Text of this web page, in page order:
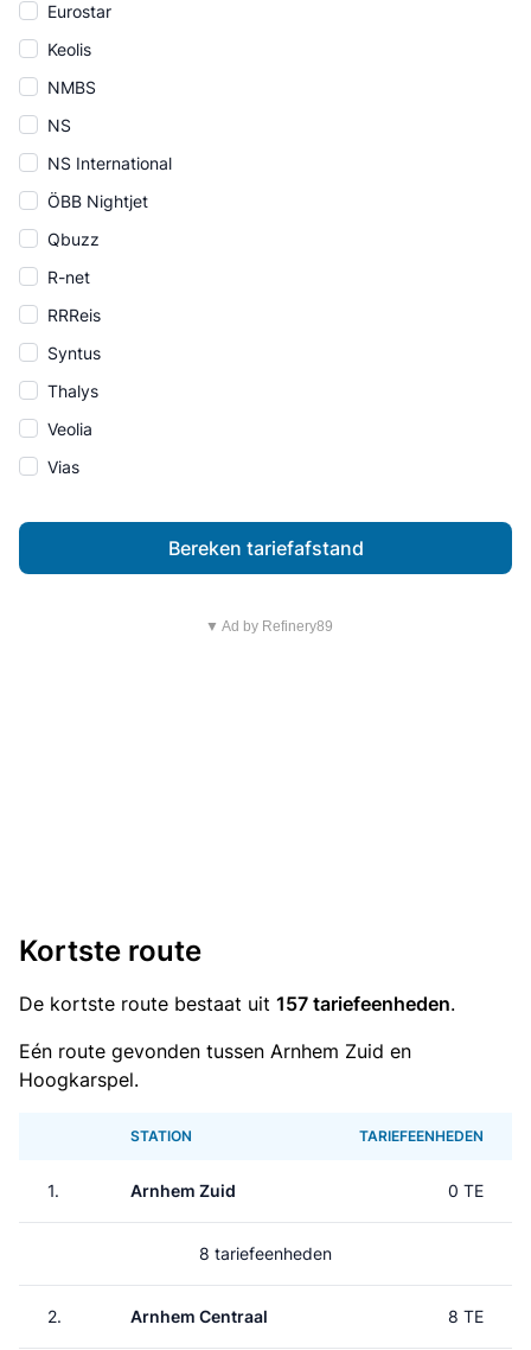
Eurostar
Keolis
NMBS
NS
NS International
ÖBB Nightjet
Qbuzz
R-net
RRReis
Syntus
Thalys
Veolia
Vias
Bereken tariefafstand
▼ Ad by Refinery89
Kortste route
De kortste route bestaat uit 157 tariefeenheden.
Eén route gevonden tussen Arnhem Zuid en
Hoogkarspel.
STATION TARIEFEENHEDEN
1. Arnhem Zuid 0 TE
8 tariefeenheden
2. Arnhem Centraal 8 TE